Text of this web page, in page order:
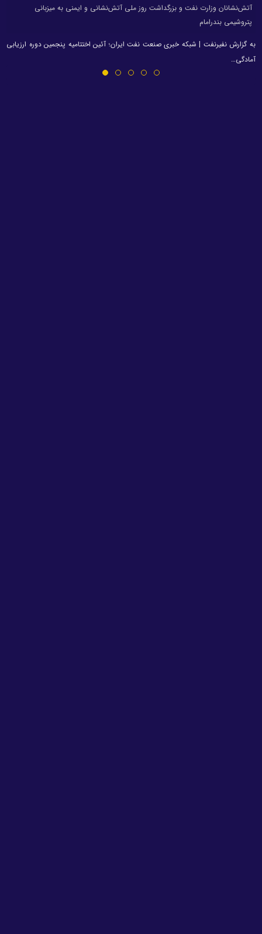
آتش‌نشانان وزارت نفت و بزرگداشت روز ملی آتش‌نشانی و ایمنی به میزبانی
پتروشیمی بندرامام
به گزارش نفیرنفت | شبکه خبری صنعت نفت ایران؛ آئین اختتامیه پنجمین دوره ارزیابی
آمادگی…